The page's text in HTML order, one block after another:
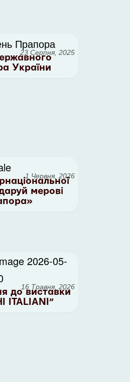
23 Серпня, 2025
України
1 Червня, 2026
мерові
16 Травня, 2026
до виставки
ITALIANI”